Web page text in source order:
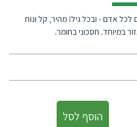
לכל אדם - ובכל גיל! מהיר, קל ונוח
במיוחד. חסכוני בחומר.
הוסף לסל